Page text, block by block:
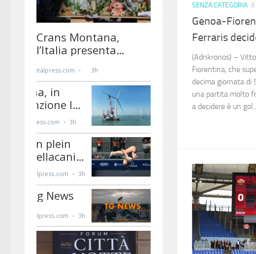
SENZA CATEGORIA
Genoa-
Ferraris
(Adnkronos) –
Fiorentina, che
decima giornata di
una partita molto
a decidere è un